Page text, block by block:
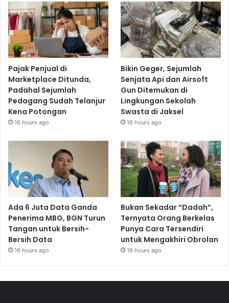
Pajak Penjual di
Marketplace Ditunda,
Padahal Sejumlah
Pedagang Sudah Telanjur
Kena Potongan
16 hours ago
Bikin Geger, Sejumlah
Senjata Api dan Airsoft
Gun Ditemukan di
Lingkungan Sekolah
Swasta di Jaksel
16 hours ago
Ada 6 Juta Data Ganda
Penerima MBG, BGN Turun
Tangan untuk Bersih-
Bersih Data
16 hours ago
Bukan Sekadar “Dadah”,
Ternyata Orang Berkelas
Punya Cara Tersendiri
untuk Mengakhiri Obrolan
16 hours ago